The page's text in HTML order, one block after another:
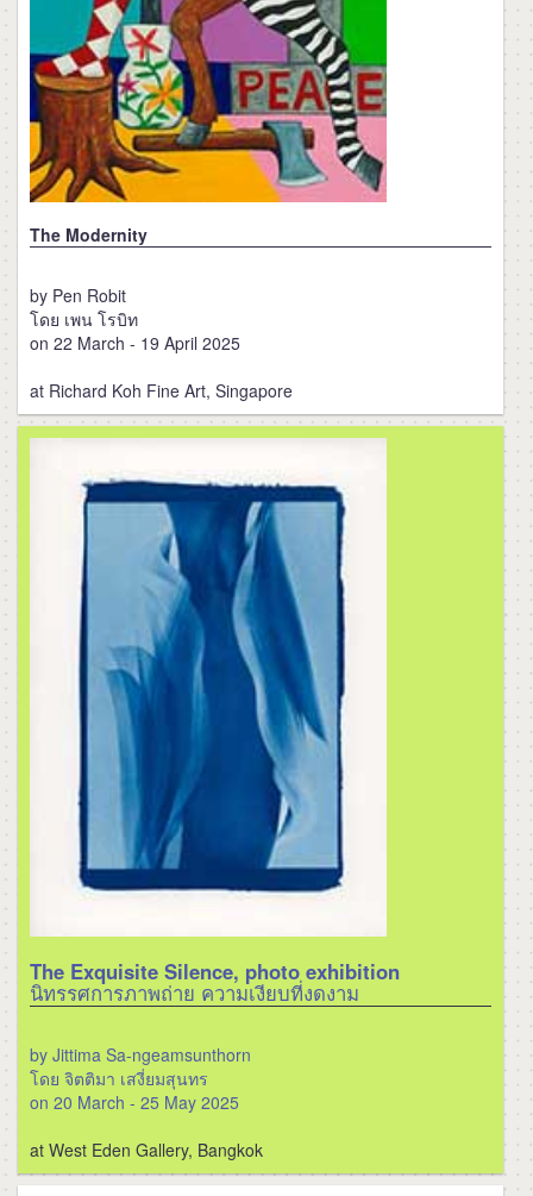
The Modernity
by Pen Robit
โดย เพน โรบิท
on 22 March - 19 April 2025
at Richard Koh Fine Art, Singapore
The Exquisite Silence, photo exhibition
นิทรรศการภาพถ่าย ความเงียบที่งดงาม
by Jittima Sa-ngeamsunthorn
โดย จิตติมา เสงี่ยมสุนทร
on 20 March - 25 May 2025
at West Eden Gallery, Bangkok